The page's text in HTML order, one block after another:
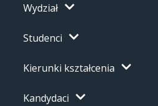
Wydział
Studenci
Kierunki kształcenia
Kandydaci